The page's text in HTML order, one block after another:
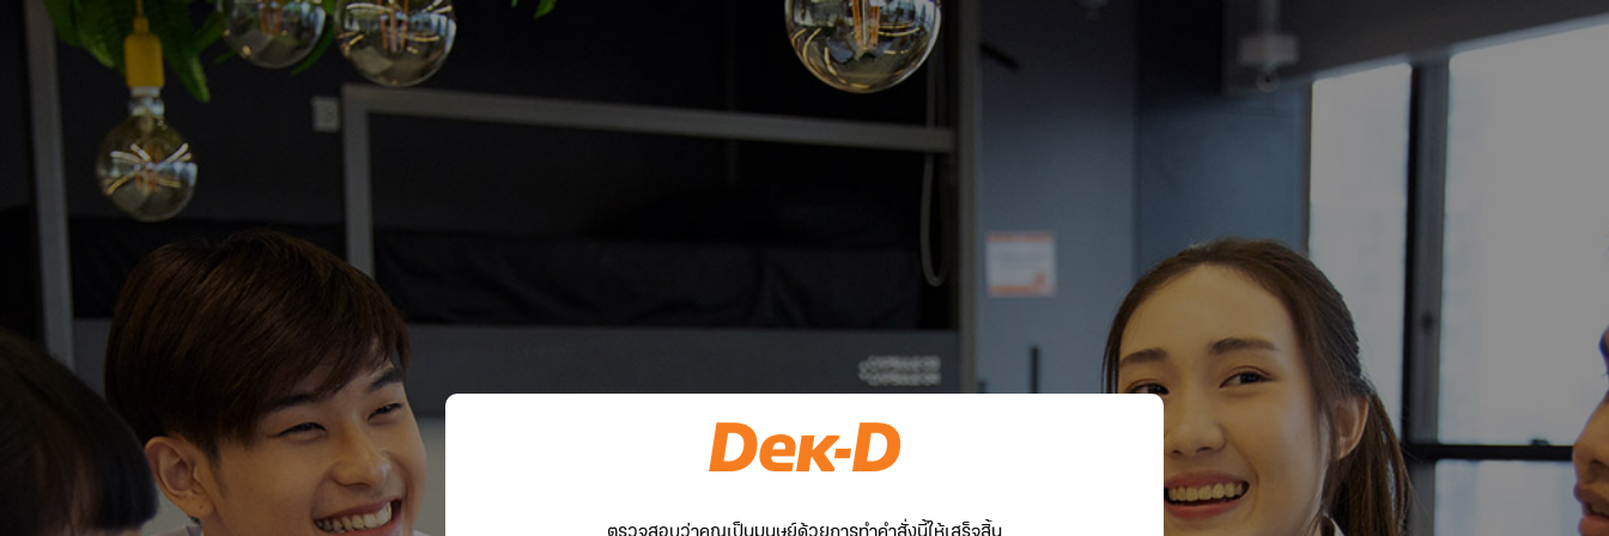
ตรวจสอบว่าคุณเป็นมนุษย์ด้วยการทำคำสั่งนี้ให้เสร็จสิ้น